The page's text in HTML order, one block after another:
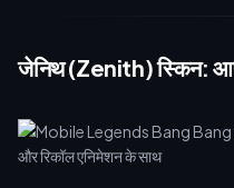
जेनिथ (Zenith) स्किन: